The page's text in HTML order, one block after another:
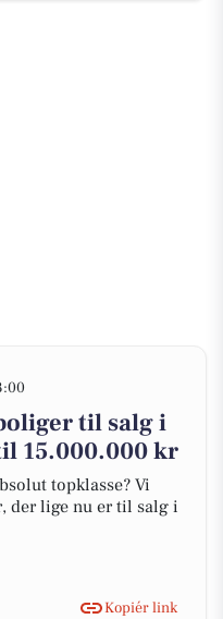
til salg i
15.000.000 kr
topklasse? Vi
der lige nu er til salg i
Kopiér link